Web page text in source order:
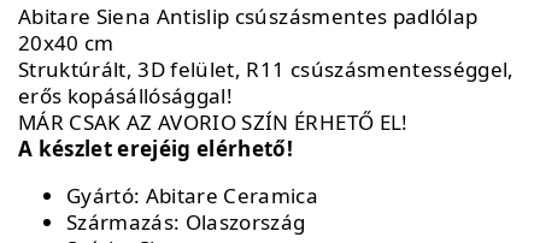
Abitare Siena Antislip csúszásmentes padlólap
20x40 cm
Struktúrált, 3D felület, R11 csúszásmentességgel,
erős kopásállósággal!
MÁR CSAK AZ AVORIO SZÍN ÉRHETŐ EL!
A készlet erejéig elérhető!
Gyártó: Abitare Ceramica
Származás: Olaszország